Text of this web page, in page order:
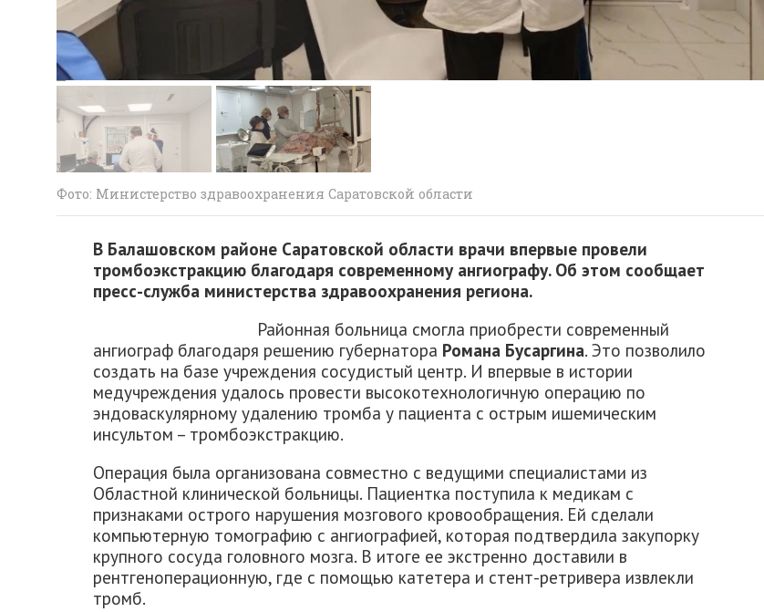
Фото: Министерство здравоохранения Саратовской области
В Балашовском районе Саратовской области врачи впервые провели
тромбоэкстракцию благодаря современному ангиографу. Об этом сообщает
пресс-служба министерства здравоохранения региона.
Районная больница смогла приобрести современный
ангиограф благодаря решению губернатора Романа Бусаргина. Это позволило
создать на базе учреждения сосудистый центр. И впервые в истории
медучреждения удалось провести высокотехнологичную операцию по
эндоваскулярному удалению тромба у пациента с острым ишемическим
инсультом – тромбоэкстракцию.
Операция была организована совместно с ведущими специалистами из
Областной клинической больницы. Пациентка поступила к медикам с
признаками острого нарушения мозгового кровообращения. Ей сделали
компьютерную томографию с ангиографией, которая подтвердила закупорку
крупного сосуда головного мозга. В итоге ее экстренно доставили в
рентгеноперационную, где с помощью катетера и стент-ретривера извлекли
тромб.